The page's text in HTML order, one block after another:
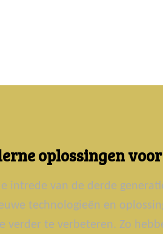
oplossingen
intrede van de derde
technologieën en
verder te verbeteren. Zo